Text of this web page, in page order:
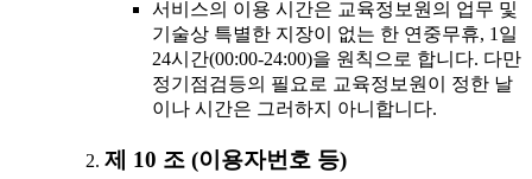
서비스의 이용 시간은 교육정보원의 업무 및
기술상 특별한 지장이 없는 한 연중무휴, 1일
24시간(00:00-24:00)을 원칙으로 합니다. 다만
정기점검등의 필요로 교육정보원이 정한 날
이나 시간은 그러하지 아니합니다.
제 10 조 (이용자번호 등)